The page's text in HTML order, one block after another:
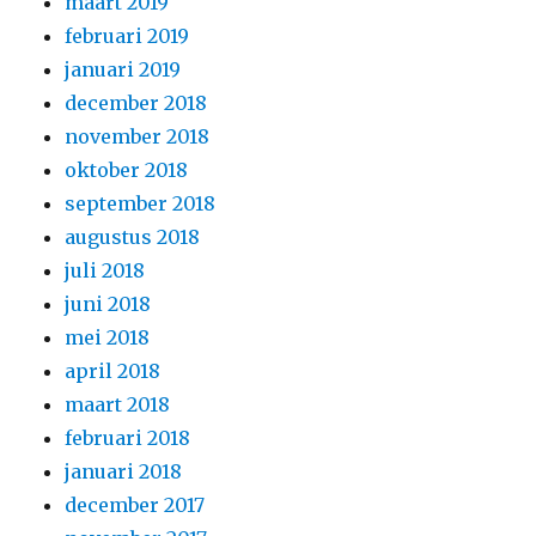
februari 2019
januari 2019
december 2018
november 2018
oktober 2018
september 2018
augustus 2018
juli 2018
juni 2018
mei 2018
april 2018
maart 2018
februari 2018
januari 2018
december 2017